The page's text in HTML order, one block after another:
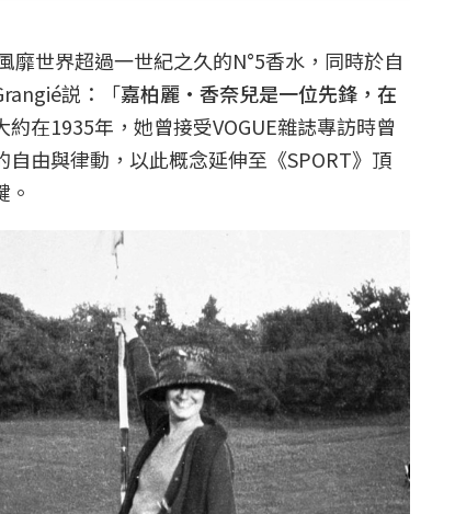
世界超過一世紀之久的N°5香水，同時於自
説：「嘉柏麗·香奈兒是一位先鋒，在
約在1935年，她曾接受VOGUE雜誌專訪時曾
由與律動，以此概念延伸至《SPORT》頂